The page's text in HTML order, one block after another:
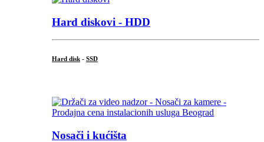
Hard diskovi - HDD
Hard disk - SSD
Nosači i kućišta